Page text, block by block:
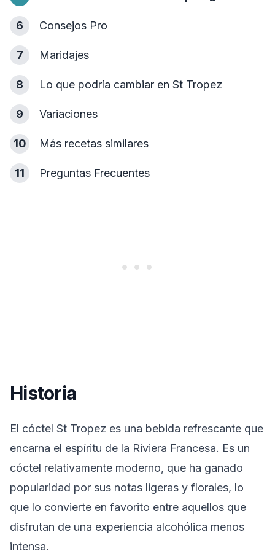
6 Consejos Pro
7 Maridajes
8 Lo que podría cambiar en St Tropez
9 Variaciones
10 Más recetas similares
11 Preguntas Frecuentes
Historia
El cóctel St Tropez es una bebida refrescante que
encarna el espíritu de la Riviera Francesa. Es un
cóctel relativamente moderno, que ha ganado
popularidad por sus notas ligeras y florales, lo
que lo convierte en favorito entre aquellos que
disfrutan de una experiencia alcohólica menos
intensa.